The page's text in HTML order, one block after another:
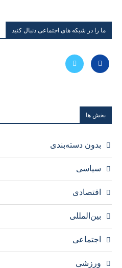
ما را در شبکه های اجتماعی دنبال کنید
بخش ها
بدون دسته‌بندی
سیاسی
اقتصادی
بین‌المللی
اجتماعی
ورزشی